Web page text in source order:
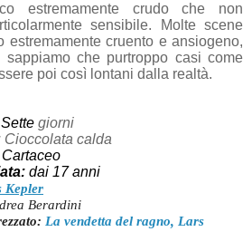
estremamente crudo che non
sensibile. Molte scene
estremamente cruento e ansiogeno,
che purtroppo casi come
poi così lontani dalla realtà.
Sette giorni
Cioccolata calda
Cartaceo
dai 17 anni
Kepler
Berardini
La vendetta del ragno, Lars